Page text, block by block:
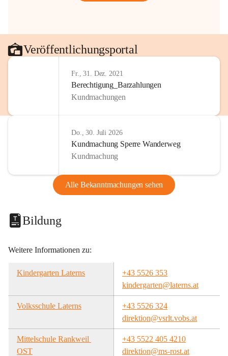
Veröffentlichungsportal
Fr., 31. Dez. 2021
Berechtigung_Barzahlungen
Kundmachungen
Do., 30. Juli 2026
Kundmachung Sperre Wanderweg
Kundmachung
Alle Bekanntmachungen sehen
Bildung
Weitere Informationen zu:
Kindergarten Laterns
+43 5526 353
kindergarten@laterns.at
Volksschule Laterns
+43 5526 324
direktion@vsrlt.vobs.at
Mittelschule Rankweil
OST
+43 5522 405 4210
direktion@ms-rost.at